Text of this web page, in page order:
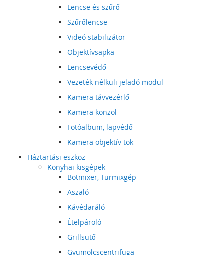
Lencse és szűrő
Szűrőlencse
Videó stabilizátor
Objektívsapka
Lencsevédő
Vezeték nélküli jeladó modul
Kamera távvezérlő
Kamera konzol
Fotóalbum, lapvédő
Kamera objektív tok
Háztartási eszköz
Konyhai kisgépek
Botmixer, Turmixgép
Aszaló
Kávédaráló
Ételpároló
Grillsütő
Gyümölcscentrifuga